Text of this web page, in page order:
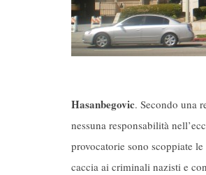
Hasanbegovic. Secondo una
nessuna responsabilità
provocatorie sono scoppiate
caccia ai criminali nazisti e